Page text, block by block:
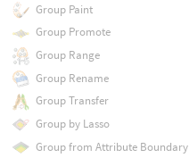
Group Paint
Group Promote
Group Range
Group Rename
Group Transfer
Group by Lasso
Group from Attribute Boundary